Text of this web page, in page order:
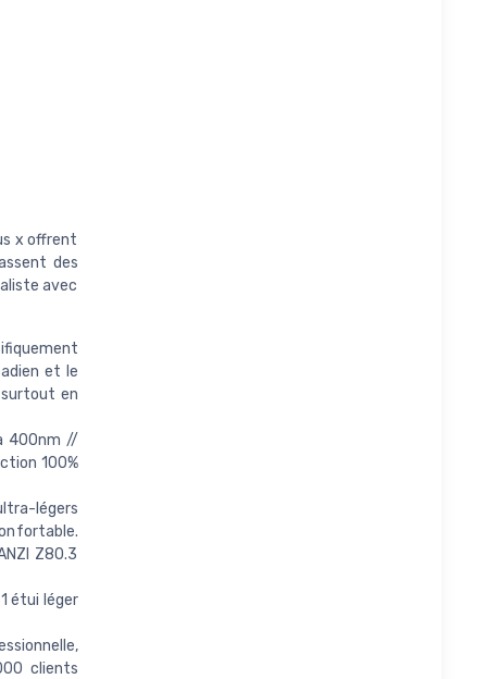
x offrent
des
avec
et le
surtout en
400nm //
100%
légers
Z80.3
étui léger
clients